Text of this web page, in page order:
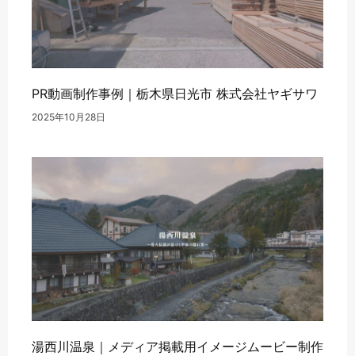
PR動画制作事例｜栃木県日光市 株式会社ヤギサワ
2025年10月28日
湯西川温泉｜メディア掲載用イメージムービー制作